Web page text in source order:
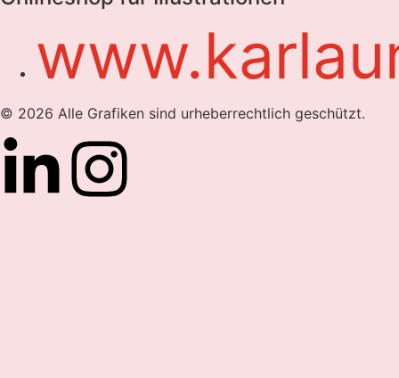
© 2026 Alle Grafiken sind urheberrechtlich geschützt.